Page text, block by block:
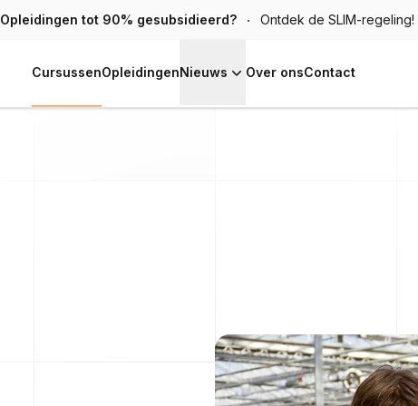
Opleidingen tot 90% gesubsidieerd? Ontdek de SLIM-regeling!
CursussenOpleidingenNieuws Over onsContact